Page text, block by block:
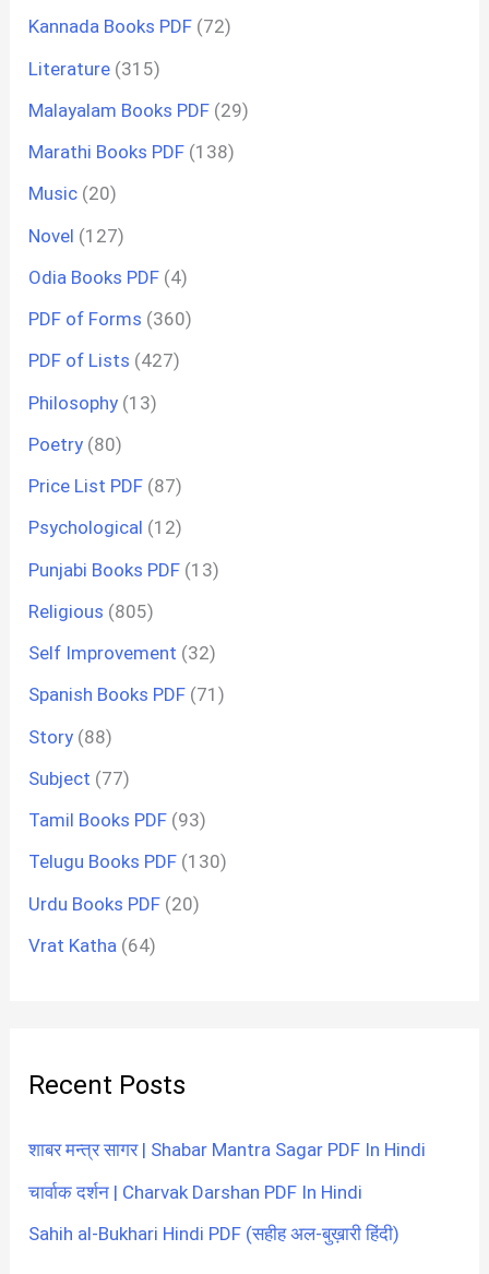
Kannada Books PDF (72)
Literature (315)
Malayalam Books PDF (29)
Marathi Books PDF (138)
Music (20)
Novel (127)
Odia Books PDF (4)
PDF of Forms (360)
PDF of Lists (427)
Philosophy (13)
Poetry (80)
Price List PDF (87)
Psychological (12)
Punjabi Books PDF (13)
Religious (805)
Self Improvement (32)
Spanish Books PDF (71)
Story (88)
Subject (77)
Tamil Books PDF (93)
Telugu Books PDF (130)
Urdu Books PDF (20)
Vrat Katha (64)
Recent Posts
शाबर मन्त्र सागर | Shabar Mantra Sagar PDF In Hindi
चार्वाक दर्शन | Charvak Darshan PDF In Hindi
Sahih al-Bukhari Hindi PDF (सहीह अल-बुख़ारी हिंदी)